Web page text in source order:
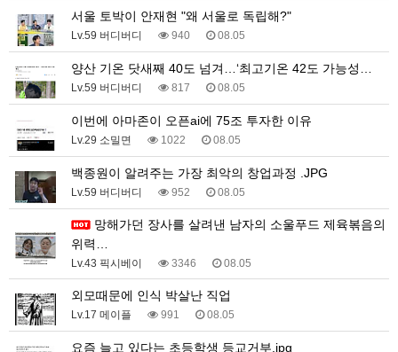
서울 토박이 안재현 "왜 서울로 독립해?"
Lv.59 버디버디 940 08.05
양산 기온 닷새째 40도 넘겨…‘최고기온 42도 가능성…
Lv.59 버디버디 817 08.05
이번에 아마존이 오픈ai에 75조 투자한 이유
Lv.29 소밀면 1022 08.05
백종원이 알려주는 가장 최악의 창업과정 .JPG
Lv.59 버디버디 952 08.05
위력…
Lv.43 픽시베이 3346 08.05
외모때문에 인식 박살난 직업
Lv.17 메이플 991 08.05
요즘 늘고 있다는 초등학생 등교거부.jpg